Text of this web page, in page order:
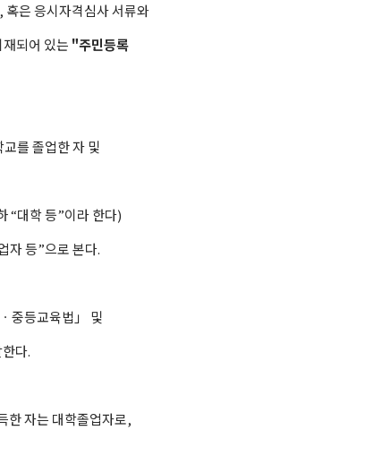
은 응시자격심사 서류와
되어 있는 "주민등록
를 졸업한 자 및
“대학 등”이라 한다)
자 등”으로 본다.
중등교육법」 및
다.
자는 대학졸업자로,